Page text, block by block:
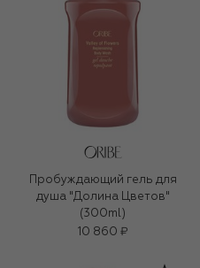
Пробуждающий гель для
душа "Долина Цветов"
(300ml)
10 860 ₽